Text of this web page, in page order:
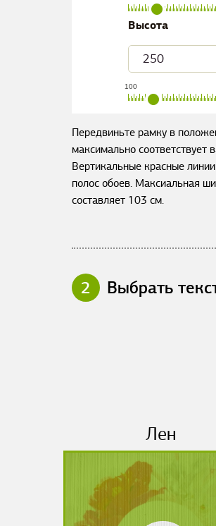
Высота
100
Передвиньте рамку в
максимально соответствует
Вертикальные красные
полос обоев. Максиальная
составляет 103 см.
2 Выбрать
Лен